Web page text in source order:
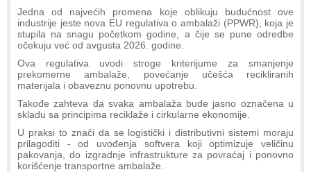
Jedna od najvećih promena koje oblikuju budućnost ove
industrije jeste nova EU regulativa o ambalaži (PPWR), koja je
stupila na snagu početkom godine, a čije se pune odredbe
očekuju već od avgusta 2026. godine.
Ova regulativa uvodi stroge kriterijume za smanjenje
prekomerne ambalaže, povećanje učešća recikliranih
materijala i obaveznu ponovnu upotrebu.
Takođe zahteva da svaka ambalaža bude jasno označena u
skladu sa principima reciklaže i cirkularne ekonomije.
U praksi to znači da se logistički i distributivni sistemi moraju
prilagoditi - od uvođenja softvera koji optimizuje veličinu
pakovanja, do izgradnje infrastrukture za povraćaj i ponovno
korišćenje transportne ambalaže.